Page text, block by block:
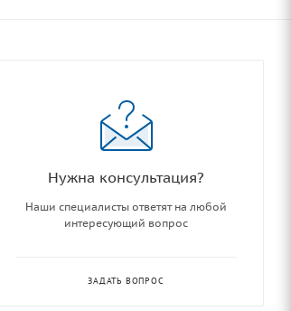
Нужна консультация?
Наши специалисты ответят на любой
интересующий вопрос
ЗАДАТЬ ВОПРОС